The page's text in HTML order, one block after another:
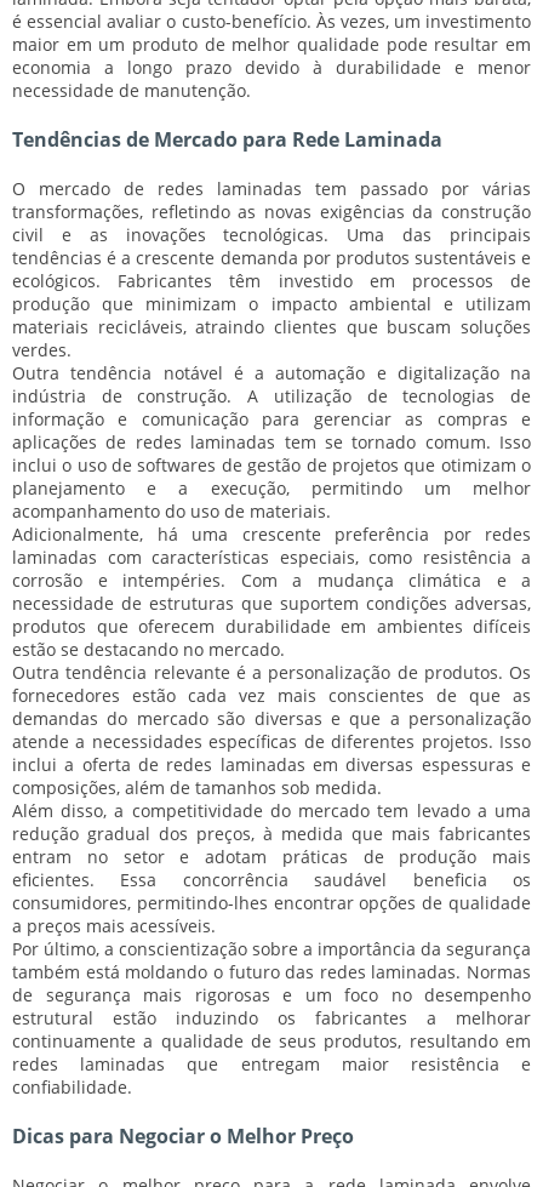
é essencial avaliar o custo-benefício. Às vezes, um investimento
maior em um produto de melhor qualidade pode resultar em
economia a longo prazo devido à durabilidade e menor
necessidade de manutenção.
Tendências de Mercado para Rede Laminada
O mercado de redes laminadas tem passado por várias
transformações, refletindo as novas exigências da construção
civil e as inovações tecnológicas. Uma das principais
tendências é a crescente demanda por produtos sustentáveis e
ecológicos. Fabricantes têm investido em processos de
produção que minimizam o impacto ambiental e utilizam
materiais recicláveis, atraindo clientes que buscam soluções
verdes.
Outra tendência notável é aautomação e digitalizaçãona
indústria de construção. A utilização de tecnologias de
informação e comunicação para gerenciar as compras e
aplicações de redes laminadas tem se tornado comum. Isso
inclui o uso de softwares de gestão de projetos que otimizam o
planejamento e a execução, permitindo um melhor
acompanhamento do uso de materiais.
Adicionalmente, há uma crescente preferência por redes
laminadas com características especiais, como resistência a
corrosão e intempéries. Com a mudança climática e a
necessidade de estruturas que suportem condições adversas,
produtos que oferecem durabilidade em ambientes difíceis
estão se destacando no mercado.
Outra tendência relevante é a personalização de produtos. Os
fornecedores estão cada vez mais conscientes de que as
demandas do mercado são diversas e que a personalização
atende a necessidades específicas de diferentes projetos. Isso
inclui a oferta de redes laminadas em diversas espessuras e
composições, além de tamanhos sob medida.
Além disso, a competitividade do mercado tem levado a uma
redução gradual dos preços, à medida que mais fabricantes
entram no setor e adotam práticas de produção mais
eficientes. Essa concorrência saudável beneficia os
consumidores, permitindo-lhes encontrar opções de qualidade
a preços mais acessíveis.
Por último, a conscientização sobre a importância da segurança
também está moldando o futuro das redes laminadas. Normas
de segurança mais rigorosas e um foco no desempenho
estrutural estão induzindo os fabricantes a melhorar
continuamente a qualidade de seus produtos, resultando em
redes laminadas que entregam maior resistência e
confiabilidade.
Dicas para Negociar o Melhor Preço